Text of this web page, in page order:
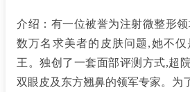
介绍：有一位被誉为注射微整形
数万名求美者的皮肤问题,她不
王。独创了一套面部评测方式,超
双眼皮及东方翘鼻的领军专家。为